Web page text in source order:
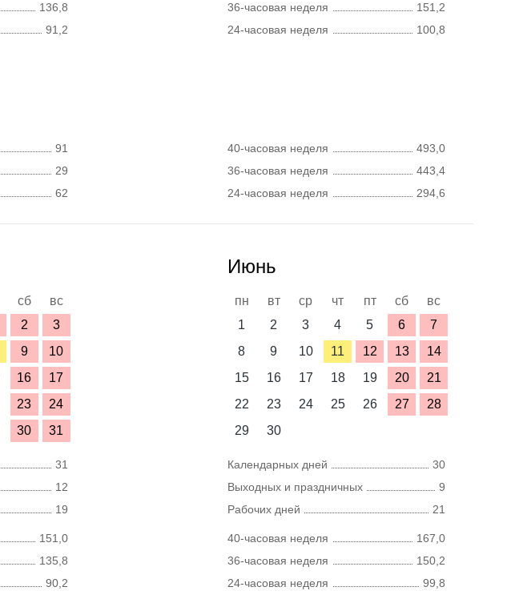
136,8
91,2
36-часовая неделя
151,2
24-часовая неделя
100,8
91
29
62
40-часовая неделя
493,0
36-часовая неделя
443,4
24-часовая неделя
294,6
сб
вс
2
3
9
10
16
17
23
24
30 31
31
12
19
151,0
135,8
90,2
Июнь
пн вт ср чт пт сб
вс
1
2 3 4 5 6
7
8
9 10 11 12 13
14
15
16 17 18 19 20
21
22
23 24 25 26 27
28
29
30
Календарных дней
30
Выходных и праздничных
9
Рабочих дней
21
40-часовая неделя
167,0
36-часовая неделя
150,2
24-часовая неделя
99,8